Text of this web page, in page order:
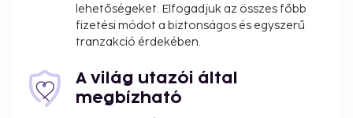
lehetőségeket. Elfogadjuk az összes főbb
fizetési módot a biztonságos és egyszerű
tranzakció érdekében.
A világ utazói által
megbízható